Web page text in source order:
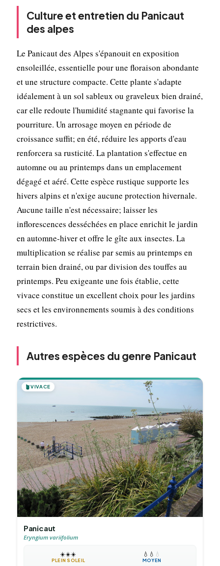
Culture et entretien du Panicaut
des alpes
Le Panicaut des Alpes s'épanouit en exposition
ensoleillée, essentielle pour une floraison abondante
et une structure compacte. Cette plante s'adapte
idéalement à un sol sableux ou graveleux bien drainé,
car elle redoute l'humidité stagnante qui favorise la
pourriture. Un arrosage moyen en période de
croissance suffit; en été, réduire les apports d'eau
renforcera sa rusticité. La plantation s'effectue en
automne ou au printemps dans un emplacement
dégagé et aéré. Cette espèce rustique supporte les
hivers alpins et n'exige aucune protection hivernale.
Aucune taille n'est nécessaire; laisser les
inflorescences desséchées en place enrichit le jardin
en automne-hiver et offre le gîte aux insectes. La
multiplication se réalise par semis au printemps en
terrain bien drainé, ou par division des touffes au
printemps. Peu exigeante une fois établie, cette
vivace constitue un excellent choix pour les jardins
secs et les environnements soumis à des conditions
restrictives.
Autres espèces du genre Panicaut
🪴VIVACE
Panicaut
Eryngium variifolium
☀️☀️☀️
PLEIN SOLEIL
💧 💧 💧
MOYEN